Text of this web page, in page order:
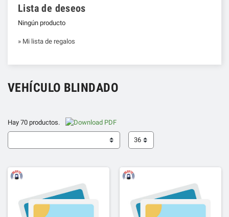
Lista de deseos
Ningún producto
» Mi lista de regalos
VEHÍCULO BLINDADO
Hay 70 productos.
36